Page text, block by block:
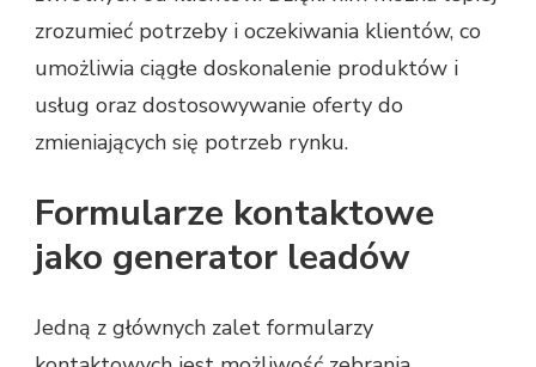
zrozumieć potrzeby i oczekiwania klientów, co
umożliwia ciągłe doskonalenie produktów i
usług oraz dostosowywanie oferty do
zmieniających się potrzeb rynku.
Formularze kontaktowe
jako generator leadów
Jedną z głównych zalet formularzy